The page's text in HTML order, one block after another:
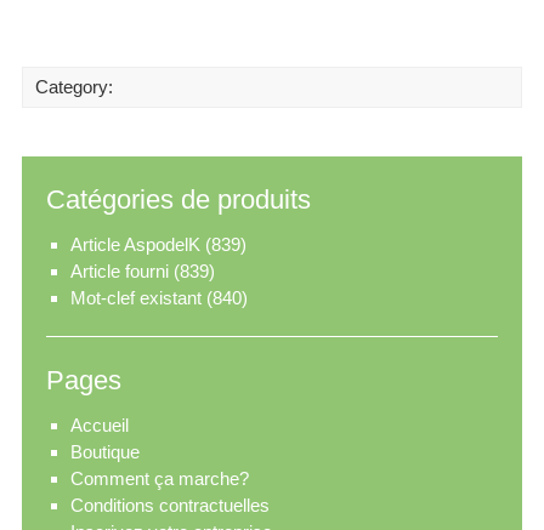
Category:
Catégories de produits
Article AspodelK (839)
Article fourni (839)
Mot-clef existant (840)
Pages
Accueil
Boutique
Comment ça marche?
Conditions contractuelles